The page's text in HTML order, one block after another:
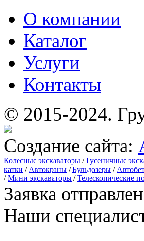
О компании
Каталог
Услуги
Контакты
© 2015-2024.
Создание сайта:
Колесные экскаваторы /Гусеничные
катки / Автокраны /Бульдозеры /
/Мини экскаваторы /Телескопические
Заявка
Наши